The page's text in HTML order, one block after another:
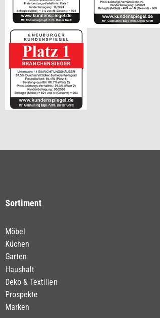
Sortiment
Möbel
Küchen
Garten
Haushalt
Deko & Textilien
Prospekte
Marken